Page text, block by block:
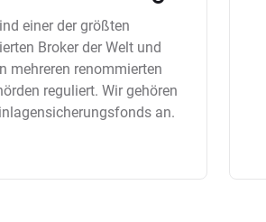
einer der größten
Broker der Welt und
mehreren renommierten
reguliert. Wir gehören
an.